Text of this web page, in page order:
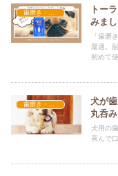
歯磨き・口腔ケア
トー
みまし
「歯磨
最適。
初めて
犬が
丸呑
犬用の
喜んで